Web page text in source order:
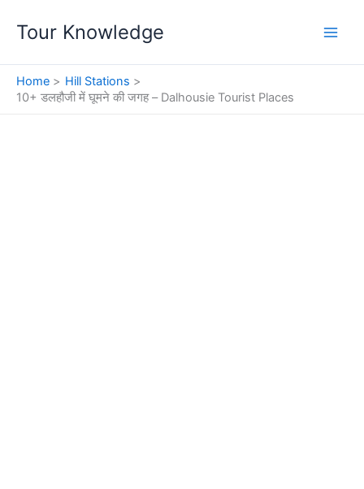
Tour Knowledge
Home
Hill Stations
10+ डलहौजी में घूमने की जगह – Dalhousie Tourist Places